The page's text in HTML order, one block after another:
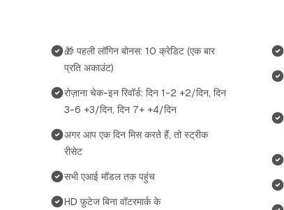
🎁 पहली लॉगिन बोनस: 10 क्रेडिट (एक बार
प्रति अकाउंट)
रोज़ाना चेक-इन रिवॉर्ड: दिन 1-2 +2/दिन, दिन
3-6 +3/दिन, दिन 7+ +4/दिन
अगर आप एक दिन मिस करते हैं, तो स्ट्रीक
रीसेट
सभी एआई मॉडल तक पहुंच
HD फ़ुटेज बिना वॉटरमार्क के